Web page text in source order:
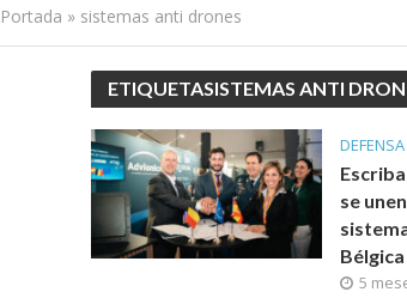
Portada » sistemas anti drones
ETIQUETASISTEMAS ANTI
DEFENSA
se
Bélgica
5